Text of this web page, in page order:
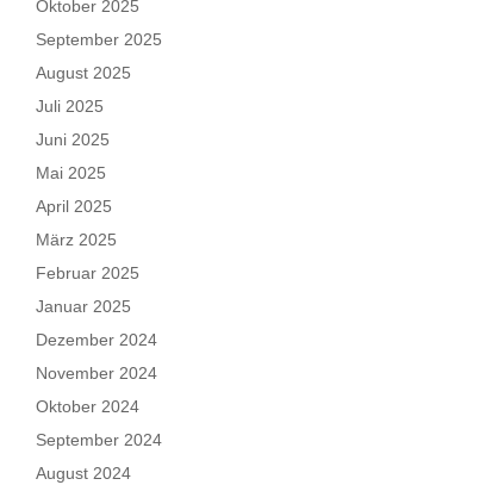
Oktober 2025
September 2025
August 2025
Juli 2025
Juni 2025
Mai 2025
April 2025
März 2025
Februar 2025
Januar 2025
Dezember 2024
November 2024
Oktober 2024
September 2024
August 2024